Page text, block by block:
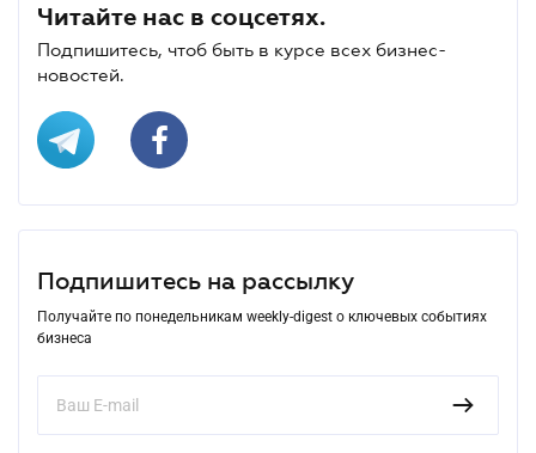
Читайте нас в соцсетях.
Подпишитесь, чтоб быть в курсе всех бизнес-
новостей.
Подпишитесь на рассылку
Получайте по понедельникам weekly-digest о ключевых событиях
бизнеса